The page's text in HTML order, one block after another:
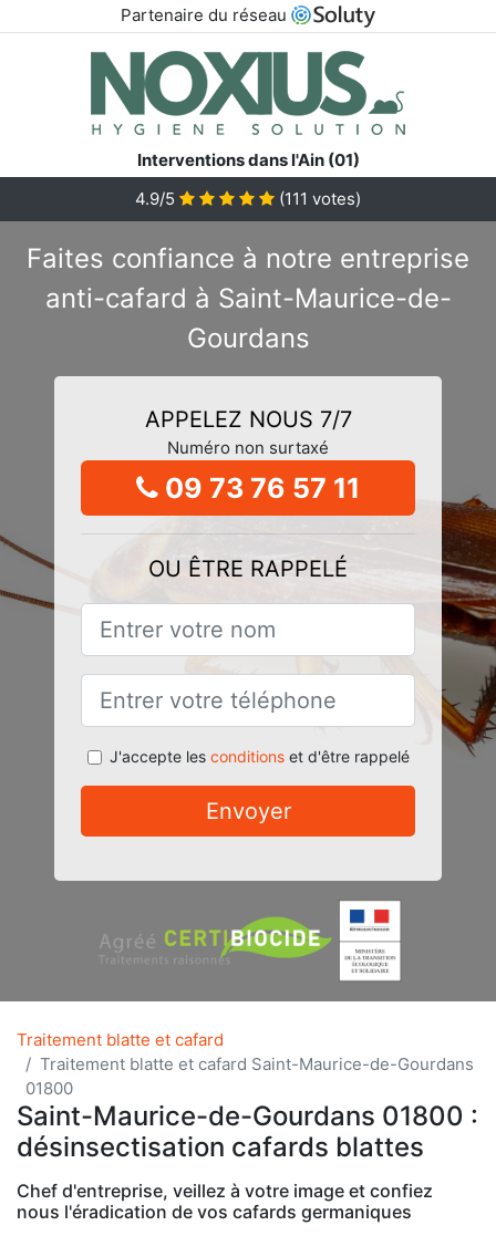
Partenaire du réseau
Interventions dans l'Ain (01)
4.9/5
(111 votes)
Faites confiance à notre entreprise
anti-cafard à Saint-Maurice-de-
Gourdans
APPELEZ NOUS 7/7
Numéro non surtaxé
09 73 76 57 11
OU ÊTRE RAPPELÉ
J'accepte les conditionset d'être rappelé
Envoyer
Traitement blatte et cafard
Traitement blatte et cafard Saint-Maurice-de-Gourdans
01800
Saint-Maurice-de-Gourdans 01800 :
désinsectisation cafards blattes
Chef d'entreprise, veillez à votre image et confiez
nous l'éradication de vos cafards germaniques